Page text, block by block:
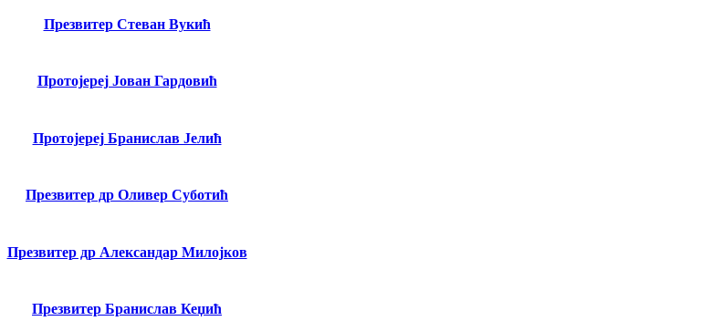
Презвитер Стеван Вукић
Протојереј Јован Гардовић
Протојереј Бранислав Јелић
Презвитер др Оливер Суботић
Презвитер др Александар Милојков
Презвитер Бранислав Кеџић